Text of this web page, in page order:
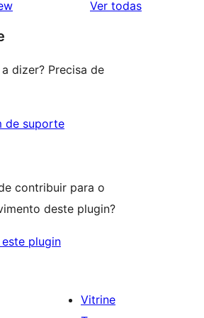
Ver todasavaliações
dizer? Precisa de
de suporte
contribuir para o
deste plugin?
plugin
Vitrine